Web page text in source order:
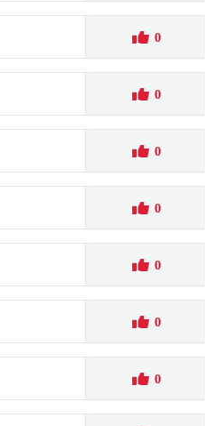
0
0
0
0
0
0
0